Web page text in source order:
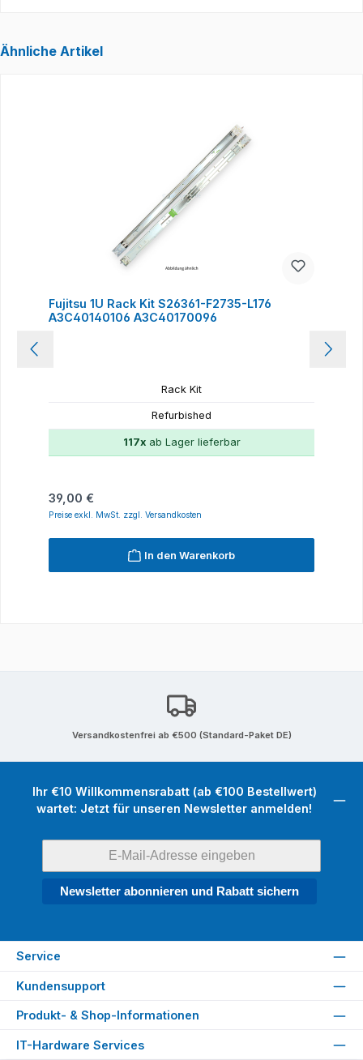
Ähnliche Artikel
Fujitsu 1U Rack Kit S26361-F2735-L176
A3C40140106 A3C40170096
Rack Kit
Refurbished
117xab Lager lieferbar
Regulärer Preis:
39,00 €
Preise exkl. MwSt. zzgl. Versandkosten
In den Warenkorb
Versandkostenfrei ab €500 (Standard-Paket DE)
Ihr €10 Willkommensrabatt (ab €100 Bestellwert)
wartet: Jetzt für unseren Newsletter anmelden!
Newsletter abonnieren und Rabatt sichern
Service
Kundensupport
Produkt- & Shop-Informationen
IT-Hardware Services